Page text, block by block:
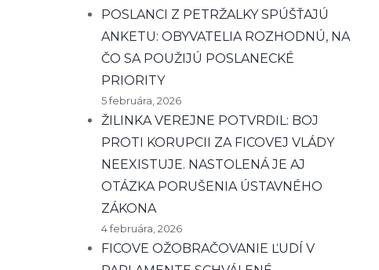
POSLANCI Z PETRŽALKY SPÚŠŤAJÚ
ANKETU: OBYVATELIA ROZHODNÚ, NA
ČO SA POUŽIJÚ POSLANECKÉ
PRIORITY
5 februára, 2026
ŽILINKA VEREJNE POTVRDIL: BOJ
PROTI KORUPCII ZA FICOVEJ VLÁDY
NEEXISTUJE. NASTOLENÁ JE AJ
OTÁZKA PORUŠENIA ÚSTAVNÉHO
ZÁKONA
4 februára, 2026
FICOVE OŽOBRAČOVANIE ĽUDÍ V